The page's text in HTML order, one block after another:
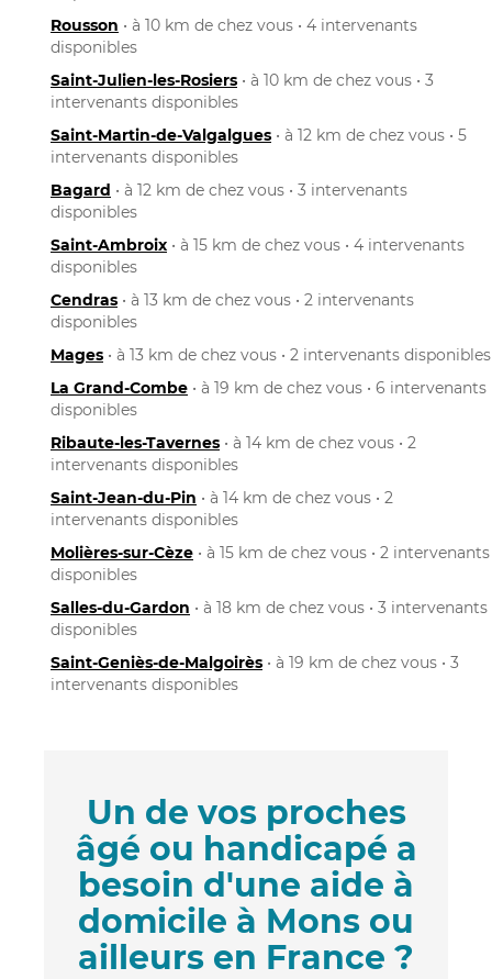
Rousson • à 10 km de chez vous • 4 intervenants
disponibles
Saint-Julien-les-Rosiers • à 10 km de chez vous • 3
intervenants disponibles
Saint-Martin-de-Valgalgues • à 12 km de chez vous • 5
intervenants disponibles
Bagard • à 12 km de chez vous • 3 intervenants
disponibles
Saint-Ambroix • à 15 km de chez vous • 4 intervenants
disponibles
Cendras • à 13 km de chez vous • 2 intervenants
disponibles
Mages • à 13 km de chez vous • 2 intervenants disponibles
La Grand-Combe • à 19 km de chez vous • 6 intervenants
disponibles
Ribaute-les-Tavernes • à 14 km de chez vous • 2
intervenants disponibles
Saint-Jean-du-Pin • à 14 km de chez vous • 2
intervenants disponibles
Molières-sur-Cèze • à 15 km de chez vous • 2 intervenants
disponibles
Salles-du-Gardon • à 18 km de chez vous • 3 intervenants
disponibles
Saint-Geniès-de-Malgoirès • à 19 km de chez vous • 3
intervenants disponibles
Un de vos proches
âgé ou handicapé a
besoin d'une aide à
domicile à Mons ou
ailleurs en France ?